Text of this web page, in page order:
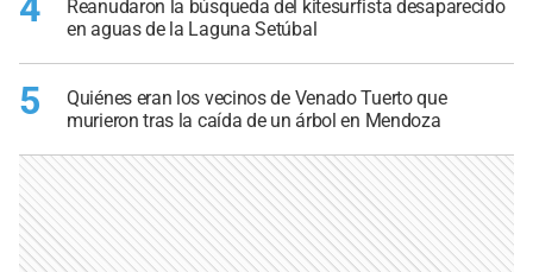
Reanudaron la búsqueda del kitesurfista desaparecido
en aguas de la Laguna Setúbal
5
Quiénes eran los vecinos de Venado Tuerto que
murieron tras la caída de un árbol en Mendoza